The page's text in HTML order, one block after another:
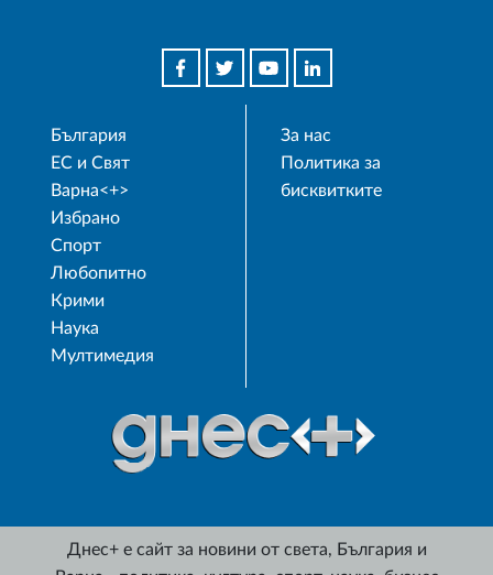
България
ЕС и Свят
Варна<+>
Избрано
Спорт
Любопитно
Крими
Наука
Мултимедия
За нас
Политика за
бисквитките
Днес+ е сайт за новини от света, България и